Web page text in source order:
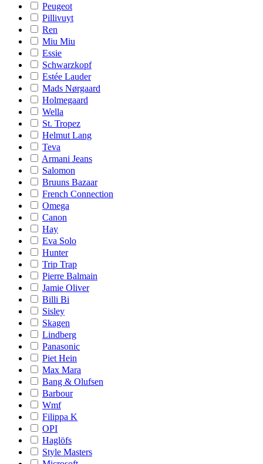
Peugeot
Pillivuyt
Ren
Miu Miu
Essie
Schwarzkopf
Estée Lauder
Mads Nørgaard
Holmegaard
Wella
St. Tropez
Helmut Lang
Teva
Armani Jeans
Salomon
Bruuns Bazaar
French Connection
Omega
Canon
Hay
Eva Solo
Hunter
Trip Trap
Pierre Balmain
Jamie Oliver
Billi Bi
Sisley
Skagen
Lindberg
Panasonic
Piet Hein
Max Mara
Bang & Olufsen
Barbour
Wmf
Filippa K
OPI
Haglöfs
Style Masters